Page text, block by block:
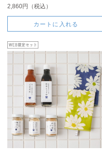
2,860円（税込）
カートに入れる